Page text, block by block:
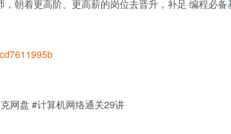
朝着更高阶、更高薪的岗位去晋升，补足 编程必
网盘 #计算机网络通关29讲